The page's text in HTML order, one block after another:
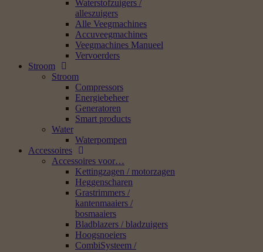
Waterstofzuigers /
alleszuigers
Alle Veegmachines
Accuveegmachines
Veegmachines Manueel
Vervoerders
Stroom
Stroom
Compressors
Energiebeheer
Generatoren
Smart products
Water
Waterpompen
Accessoires
Accessoires voor…
Kettingzagen / motorzagen
Heggenscharen
Grastrimmers /
kantenmaaiers /
bosmaaiers
Bladblazers / bladzuigers
Hoogsnoeiers
CombiSysteem /